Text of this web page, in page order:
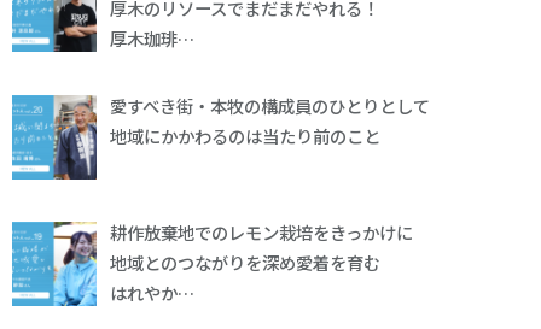
厚木のリソースでまだまだやれる！
厚木珈琲…
愛すべき街・本牧の構成員のひとりとして
地域にかかわるのは当たり前のこと
耕作放棄地でのレモン栽培をきっかけに
地域とのつながりを深め愛着を育む
はれやか…